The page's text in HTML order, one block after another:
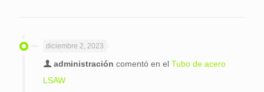
diciembre 2, 2023
administración comentó en el Tubo de acero
LSAW